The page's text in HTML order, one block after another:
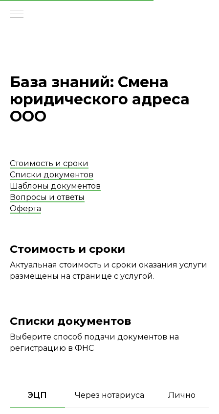
База знаний: Смена
юридического адреса
ООО
Стоимость и сроки
Списки документов
Шаблоны документов
Вопросы и ответы
Оферта
Стоимость и сроки
Актуальная стоимость и сроки оказания услуги
размещены на странице с услугой.
Списки документов
Выберите способ подачи документов на
регистрацию в ФНС
ЭЦП Через нотариуса Лично